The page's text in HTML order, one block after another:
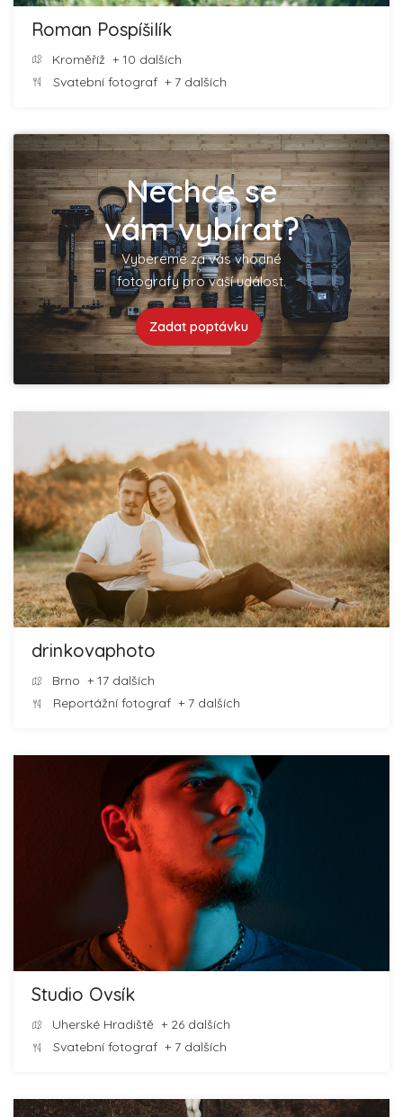
Roman Pospíšilík
Kroměříž + 10 dalších
Svatební fotograf + 7 dalších
Nechce se
vám vybírat?
Vybereme za vás vhodné
fotografy pro vaší událost.
Zadat poptávku
drinkovaphoto
Brno + 17 dalších
Reportážní fotograf + 7 dalších
Studio Ovsík
Uherské Hradiště + 26 dalších
Svatební fotograf + 7 dalších